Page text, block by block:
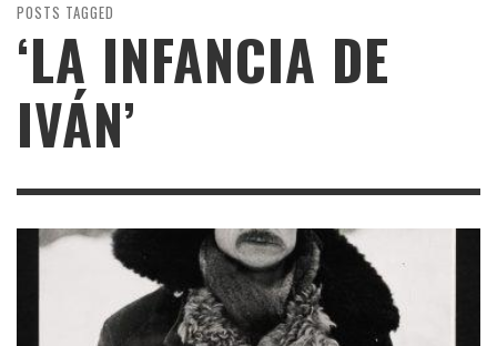
POSTS TAGGED
‘LA INFANCIA DE
IVÁN’